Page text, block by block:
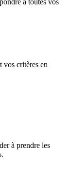
vos critères en
à prendre les